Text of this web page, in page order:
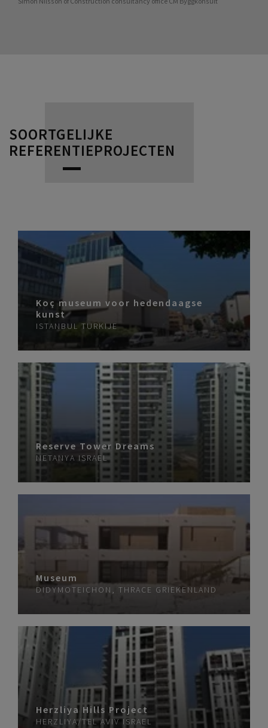
SOORTGELIJKE
REFERENTIEPROJECTEN
Koç museum voor hedendaagse
kunst
ISTANBUL TURKIJE
Reserve Tower Dreams
NETANYA ISRAEL
Museum
DIDYMOTEICHON, THRACE GRIEKENLAND
Herzliya Hills Project
HERZLIYA/TEL AVIV ISRAEL